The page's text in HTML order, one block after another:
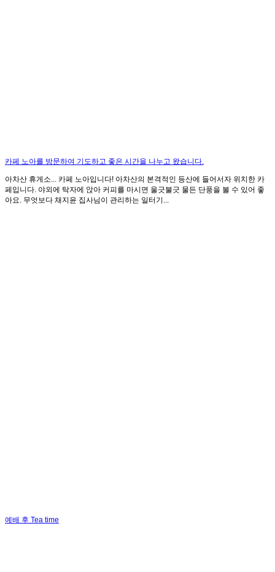
카페 노아를 방문하여 기도하고 좋은 시간을 나누고 왔습니다.
아차산 휴게소... 카페 노아입니다! 아차산의 본격적인 등산에 들어서자 위치한 카
페입니다. 야외에 탁자에 앉아 커피를 마시면 울긋불긋 물든 단풍을 볼 수 있어 좋
아요. 무엇보다 채지윤 집사님이 관리하는 일터기...
예배 후 Tea time